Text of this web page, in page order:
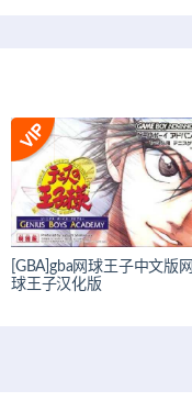
[GBA]gba网球王子中文版网
球王子汉化版